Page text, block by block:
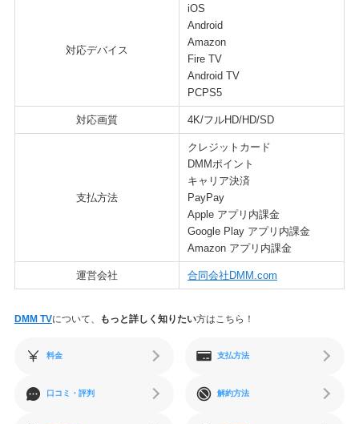
対応デバイス
iOS
Android
Amazon
Fire TV
Android TV
PCPS5
対応画質 4K/フルHD/HD/SD
支払方法
クレジットカード
DMMポイント
キャリア決済
PayPay
Apple アプリ内課金
Google Play アプリ内課金
Amazon アプリ内課金
運営会社 合同会社DMM.com
DMM TVについて、 もっと詳しく知りたい方はこちら！
料金 支払方法
口コミ・評判 解約方法